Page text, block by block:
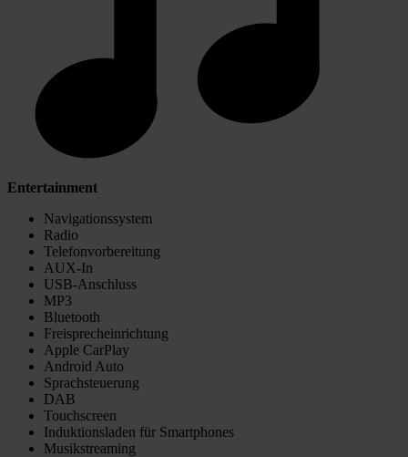
Entertainment
Navigationssystem
Radio
Telefonvorbereitung
AUX-In
USB-Anschluss
MP3
Bluetooth
Freisprecheinrichtung
Apple CarPlay
Android Auto
Sprachsteuerung
DAB
Touchscreen
Induktionsladen für Smartphones
Musikstreaming